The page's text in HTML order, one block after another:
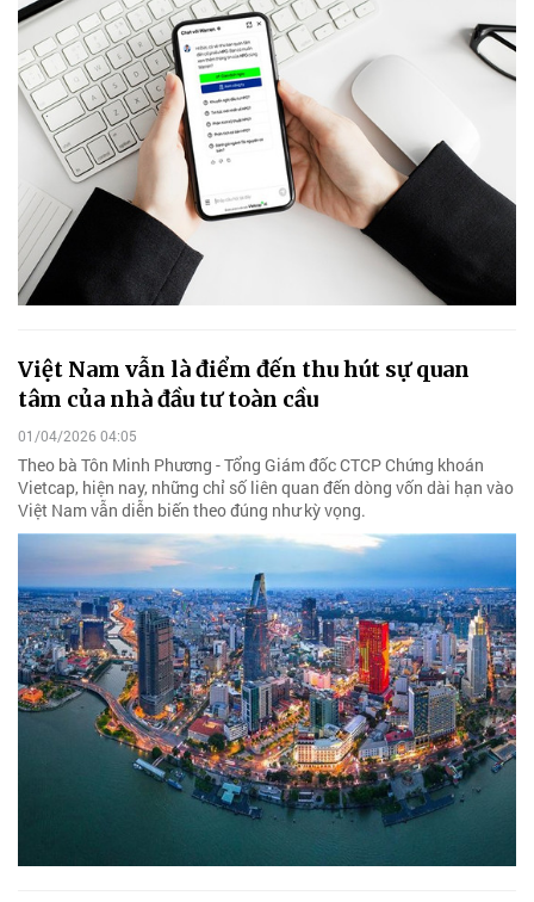
Việt Nam vẫn là điểm đến thu hút sự quan
tâm của nhà đầu tư toàn cầu
01/04/2026 04:05
Theo bà Tôn Minh Phương - Tổng Giám đốc CTCP Chứng khoán
Vietcap, hiện nay, những chỉ số liên quan đến dòng vốn dài hạn vào
Việt Nam vẫn diễn biến theo đúng như kỳ vọng.